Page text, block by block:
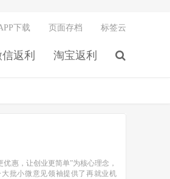
返利 淘宝返利
下载 页面存档 标签云
优惠，让创业更简单”为核心理念，
批小微意见领袖提供了再就业机